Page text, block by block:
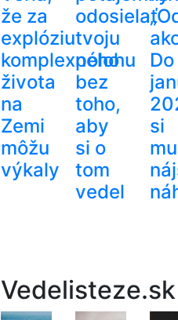
že za
explóziu
komplexného
života
na
Zemi
môžu
výkaly
odosielať
tvoju
polohu
bez
toho,
aby
si o
tom
vedel
Do
si
Vedelisteze.sk